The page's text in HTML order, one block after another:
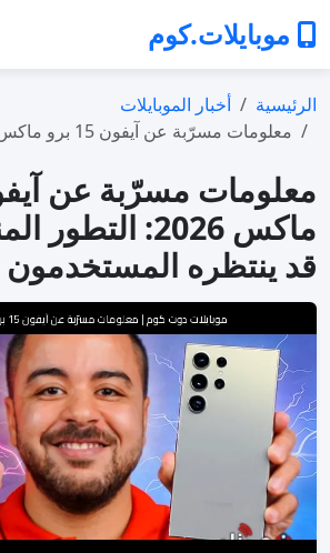
موبايلات.كوم
الرئيسية
أخبار الموبايلات
معلومات مسرّبة عن آيفون 15 برو ماكس 2026…
ماكس 2026:
قد ينتظره المستخدمون